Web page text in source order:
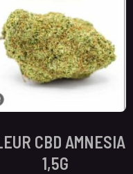
CBD AMNESIA
1,5G